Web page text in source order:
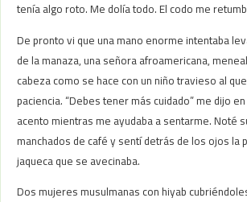
tenía algo roto. Me dolía todo. El codo me
De pronto vi que una mano enorme intentaba
de la manaza, una señora afroamericana,
cabeza como se hace con un niño travieso al
paciencia. “Debes tener más cuidado” me dijo
acento mientras me ayudaba a sentarme. Noté
manchados de café y sentí detrás de los ojos la
jaqueca que se avecinaba.
Dos mujeres musulmanas con hiyab